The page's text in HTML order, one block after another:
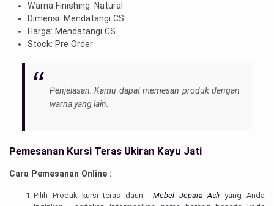
Warna Finishing: Natural
Dimensi: Mendatangi CS
Harga: Mendatangi CS
Stock: Pre Order
Penjelasan: Kamu dapat memesan produk dengan
warna yang lain.
Pemesanan Kursi Teras Ukiran Kayu Jati
Cara Pemesanan Online :
Pilih Produk kursi teras daun Mebel Jepara Asli yang Anda